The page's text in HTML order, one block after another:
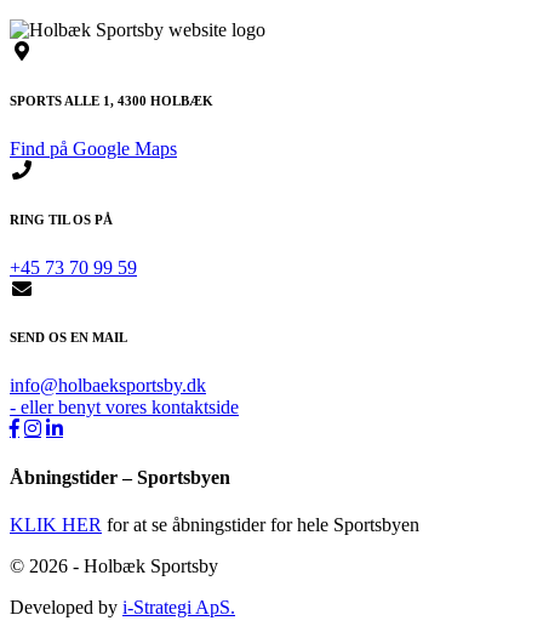
SPORTS ALLE 1, 4300 HOLBÆK
Find på Google Maps
RING TIL OS PÅ
+45 73 70 99 59
SEND OS EN MAIL
info@holbaeksportsby.dk
- eller benyt vores kontaktside
Åbningstider – Sportsbyen
KLIK HER for at se åbningstider for hele Sportsbyen
© 2026 - Holbæk Sportsby
Developed by i-Strategi ApS.